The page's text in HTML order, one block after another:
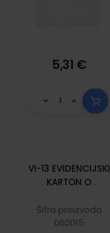
5,31 €
VI-13 EVIDENCIJSKI
KARTON O
UTROŠKU
POGONSKOG
Šifra proizvoda
060015